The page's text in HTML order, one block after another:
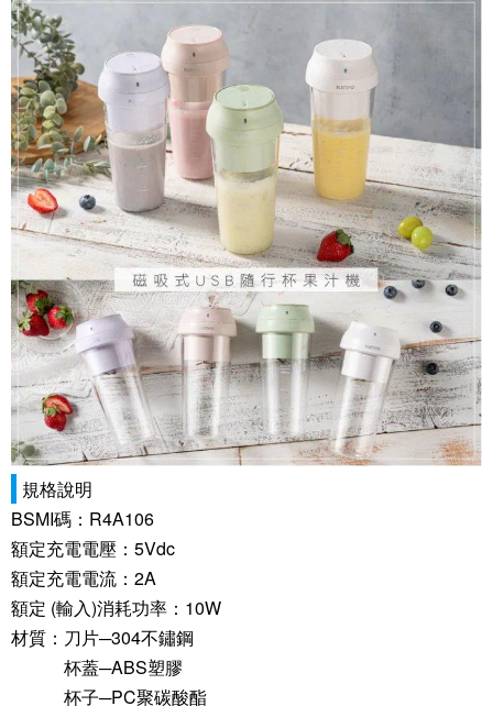
規格說明
BSMI碼：R4A106
額定充電電壓：5Vdc
額定充電電流：2A
額定 (輸入)消耗功率：10W
材質：刀片─304不鏽鋼
杯蓋─ABS塑膠
杯子─PC聚碳酸酯